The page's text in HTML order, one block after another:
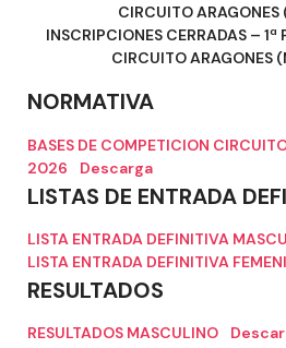
CIRCUITO ARAGONES
INSCRIPCIONES CERRADAS – 1ª
CIRCUITO ARAGONES
NORMATIVA
BASES DE COMPETICION
2026
Descarga
LISTAS DE ENTRADA
LISTA ENTRADA DEFINITIVA
LISTA ENTRADA DEFINITIVA
RESULTADOS
RESULTADOS MASCULINO